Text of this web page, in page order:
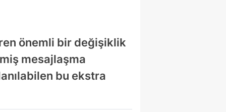
önemli bir değişiklik
mesajlaşma
bu ekstra